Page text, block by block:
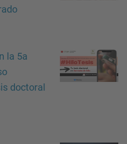
la 5a
doctoral